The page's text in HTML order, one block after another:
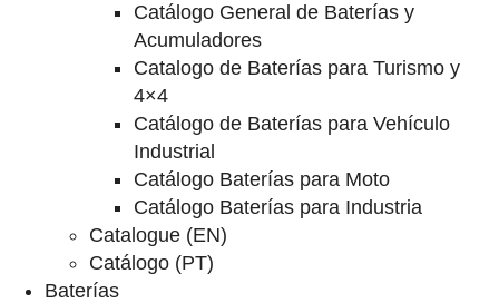
Catálogo General de Baterías y
Acumuladores
Catalogo de Baterías para Turismo y
4×4
Catálogo de Baterías para Vehículo
Industrial
Catálogo Baterías para Moto
Catálogo Baterías para Industria
Catalogue (EN)
Catálogo (PT)
Baterías